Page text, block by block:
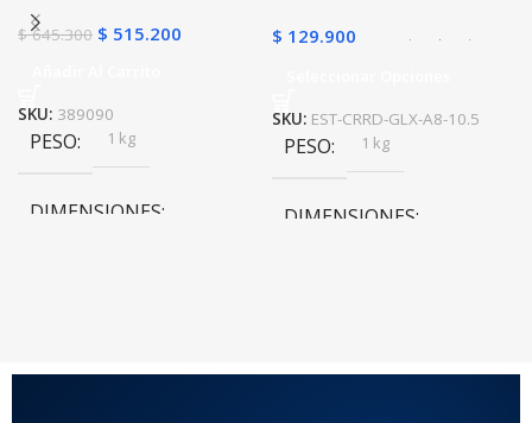
$645.300 $ 515.200
SKU: 389090
PESO 1 kg
DIMENSIONES
$ 129.900
SKU: EST-CRRD-GLX-A8-10.5
PESO 1 kg
DIMENSIONES